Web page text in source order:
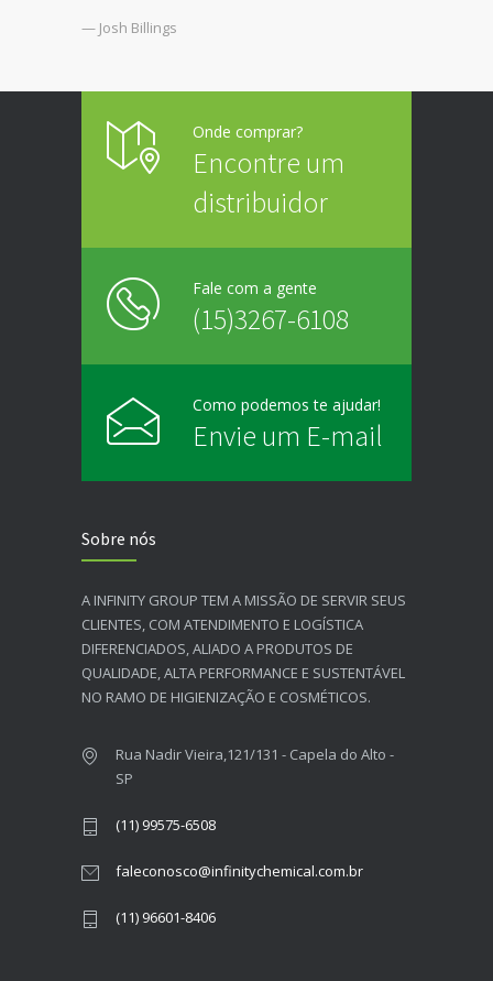
— Josh Billings
Onde comprar?
Encontre um
distribuidor
Fale com a gente
(15)3267-6108
Como podemos te ajudar!
Envie um E-mail
Sobre nós
A INFINITY GROUP TEM A MISSÃO DE SERVIR SEUS
CLIENTES, COM ATENDIMENTO E LOGÍSTICA
DIFERENCIADOS, ALIADO A PRODUTOS DE
QUALIDADE, ALTA PERFORMANCE E SUSTENTÁVEL
NO RAMO DE HIGIENIZAÇÃO E COSMÉTICOS.​
Rua Nadir Vieira,121/131 - Capela do Alto -
SP
(11) 99575-6508
faleconosco@infinitychemical.com.br
(11) 96601-8406